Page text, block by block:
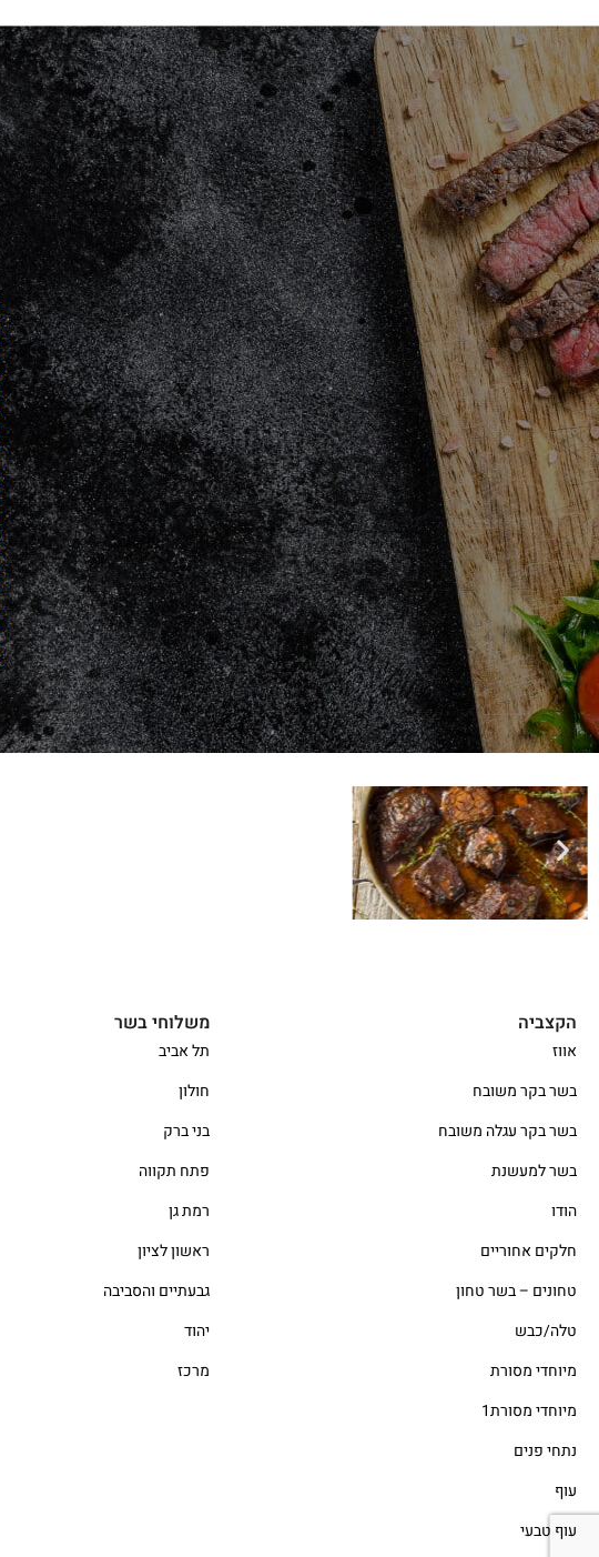
הקצביה
אווז
בשר בקר משובח
בשר בקר עגלה משובח
בשר למעשנת
הודו
חלקים אחוריים
טחונים – בשר טחון
טלה/כבש
מיוחדי מסורת
מיוחדי מסורת1
נתחי פנים
עוף
עוף טבעי
משלוחי בשר
תל אביב
חולון
בני ברק
פתח תקווה
רמת גן
ראשון לציון
גבעתיים והסביבה
יהוד
מרכז